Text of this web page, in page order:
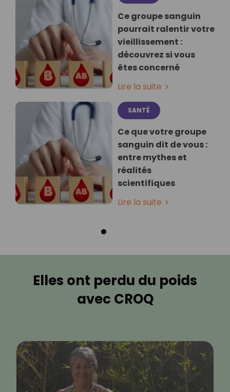
Ce groupe sanguin
pourrait ralentir votre
vieillissement :
découvrez si vous
êtes concerné
Lire la suite
SANTÉ
Ce que votre groupe
sanguin dit de vous :
entre mythes et
réalités
scientifiques
Lire la suite
Elles ont perdu du poids
avec CROQ